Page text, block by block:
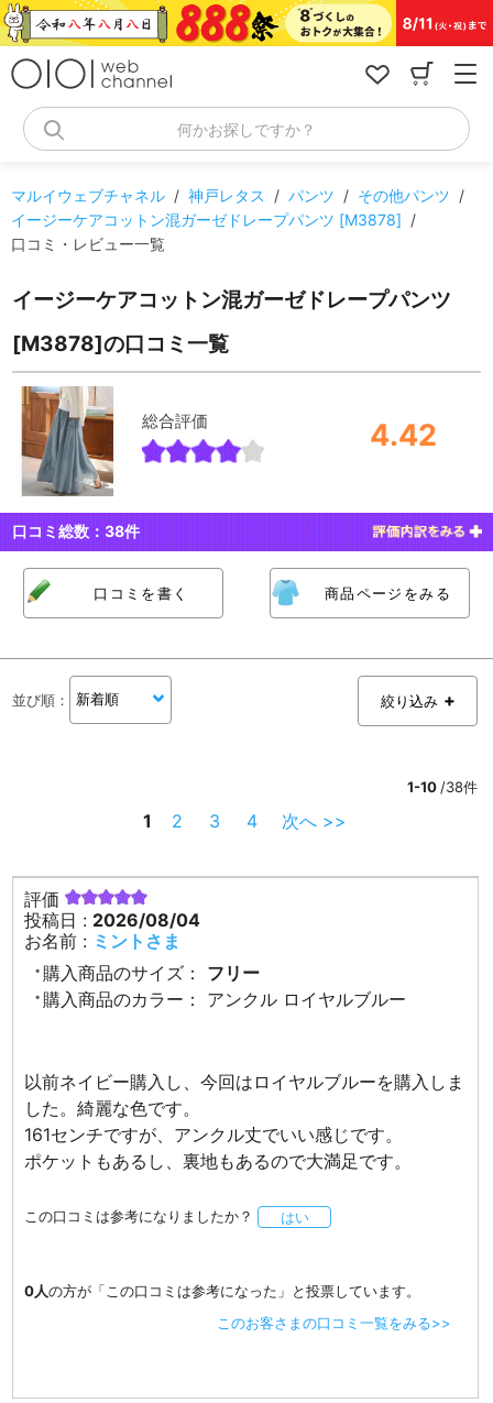
コ
ン
何かお探しですか？
マルイウェブチャネル / 神戸レタス / パンツ / その他パンツ /
イージーケアコットン混ガーゼドレープパンツ [M3878] /
口コミ・レビュー一覧
イージーケアコットン混ガーゼドレープパンツ
[M3878]の口コミ一覧
総合評価 4.42
口コミ総数：38件
口コミを書く 商品ページをみる
並び順 ： 絞り込み
1-10/38件
1 2 3 4 次へ >>
評価
投稿日 : 2026/08/04
お名前 : ミントさま
購入商品のサイズ：
フリー
購入商品のカラー：
アンクル ロイヤルブルー
以前ネイビー購入し、今回はロイヤルブルーを購入しま
した。綺麗な色です。
161センチですが、アンクル丈でいい感じです。
ポケットもあるし、裏地もあるので大満足です。
この口コミは参考になりましたか？ はい
0人の方が「この口コミは参考になった」と投票しています。
このお客さまの口コミ一覧をみる>>